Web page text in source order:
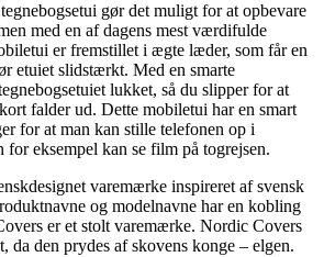
gør det muligt for at opbevare
med en af dagens mest værdifulde
er fremstillet i ægte læder, som får en
etuiet slidstærkt. Med en smarte
lukket, så du slipper for at
falder ud. Dette mobiletui har en smart
for at man kan stille telefonen op i
for eksempel kan se film på togrejsen.
varemærke inspireret af svensk
og modelnavne har en kobling
er et stolt varemærke. Nordic Covers
da den prydes af skovens konge – elgen.